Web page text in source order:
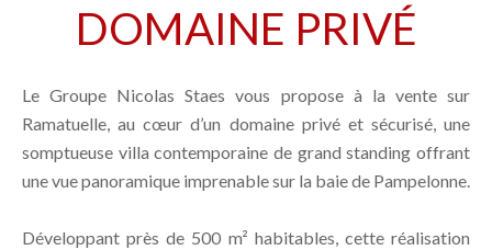
DOMAINE PRIVÉ
Le Groupe Nicolas Staes vous propose à la vente sur
Ramatuelle, au cœur d’un domaine privé et sécurisé, une
somptueuse villa contemporaine de grand standing offrant
une vue panoramique imprenable sur la baie de Pampelonne.
Développant près de 500 m² habitables, cette réalisation